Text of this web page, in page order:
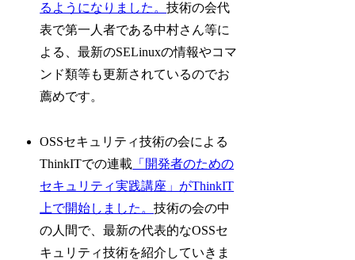
るようになりました。技術の会代
表で第一人者である中村さん等に
よる、最新のSELinuxの情報やコマ
ンド類等も更新されているのでお
薦めです。
OSSセキュリティ技術の会による
ThinkITでの連載 「開発者のための
セキュリティ実践講座」がThinkIT
上で開始しました。技術の会の中
の人間で、最新の代表的なOSSセ
キュリティ技術を紹介していきま